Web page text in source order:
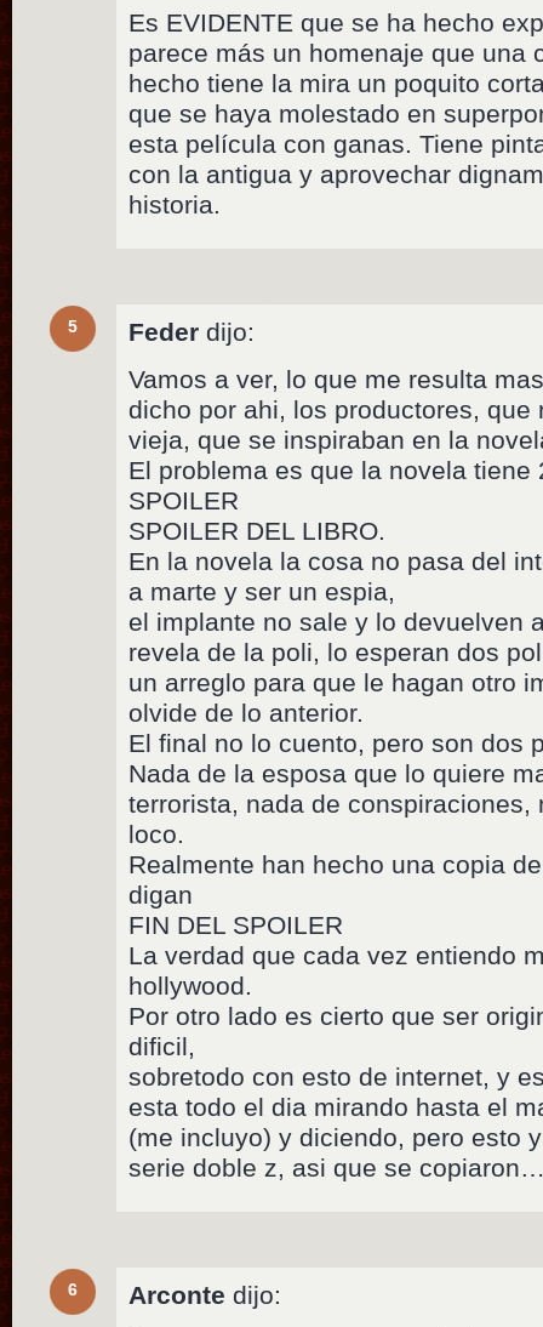
Es EVIDENTE que se ha hecho
parece más un homenaje que una
hecho tiene la mira un poquito
que se haya molestado en
esta película con ganas. Tiene
con la antigua y aprovechar
historia.
5 Feder dijo:
Vamos a ver, lo que me resulta
dicho por ahi, los productores, que
vieja, que se inspiraban en la
El problema es que la novela tiene
SPOILER
SPOILER DEL LIBRO.
En la novela la cosa no pasa del
a marte y ser un espia,
el implante no sale y lo devuelven
revela de la poli, lo esperan dos
un arreglo para que le hagan otro
olvide de lo anterior.
El final no lo cuento, pero son dos
Nada de la esposa que lo quiere
terrorista, nada de conspiraciones,
loco.
Realmente han hecho una copia
digan
FIN DEL SPOILER
La verdad que cada vez entiendo
hollywood.
Por otro lado es cierto que ser
dificil,
sobretodo con esto de internet, y
esta todo el dia mirando hasta el
(me incluyo) y diciendo, pero esto
serie doble z, asi que se
6 Arconte dijo: